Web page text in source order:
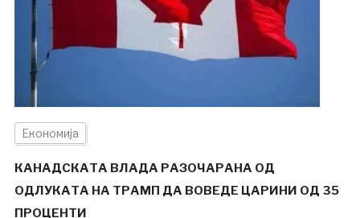
Економија
КАНАДСКАТА ВЛАДА РАЗОЧАРАНА ОД
ОДЛУКАТА НА ТРАМП ДА ВОВЕДЕ ЦАРИНИ ОД 35
ПРОЦЕНТИ